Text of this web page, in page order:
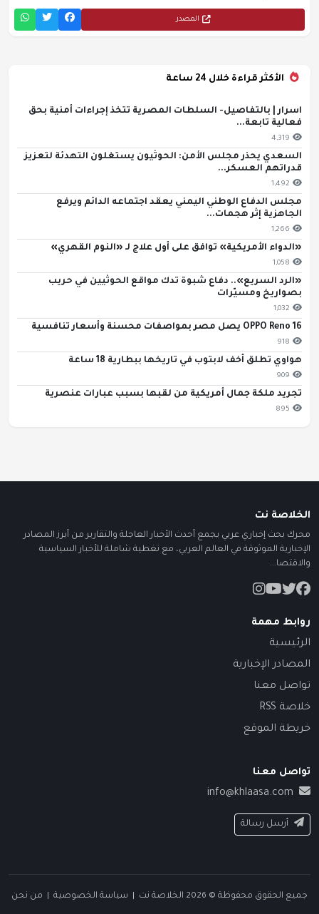
المصدر
الأكثر قراءة خلال 24 ساعة
اسرار | بالتفاصيل- السلطات المصرية تتخذ إجراءات أمنية بحق
فعالية تابعة...
4,319
السعدي يحذر مجلس الأمن: الحوثيون يستغلون التهدئة لتعزيز
قدراتهم العسكر...
1,492
مجلس الدفاع الوطني اليمني يعقد اجتماعه الدائم ويرفع
الجاهزية إثر هجمات...
1,266
«الدواء الأمريكية» توافق على أول علاج لـ «النوم القهري»
1,058
«الرد السريع».. دفاع شبوة تدك مواقع الحوثيين في حريب
بصواريخ ومسيّرات
1,032
OPPO Reno 16 يصل مصر بمواصفات محسنة وأسعار تنافسية
918
هواوي تطلق أخف لابتوب في تاريخها ببطارية 18 ساعة
909
تجريد ملكة جمال أمريكية من لقبها بسبب عبارات عنصرية
895
الخلاصة نت
محرك بحث إخباري عربي يجمع أحدث الأخبار العاجلة والتقارير من أبرز المصادر
الإخبارية الموثوقة في العالم العربي، مع تغطية شاملة للأخبار السياسية
والاقتصا...
روابط مهمة
الرئيسية
المصادر الإخبارية
تواصل معنا
خلاصة RSS
خريطة الموقع
تواصل معنا
info@khlaasa.com
أرسل رسالة
جميع الحقوق محفوظة © 2026 الخلاصة نت | سياسة الخصوصية من نحن